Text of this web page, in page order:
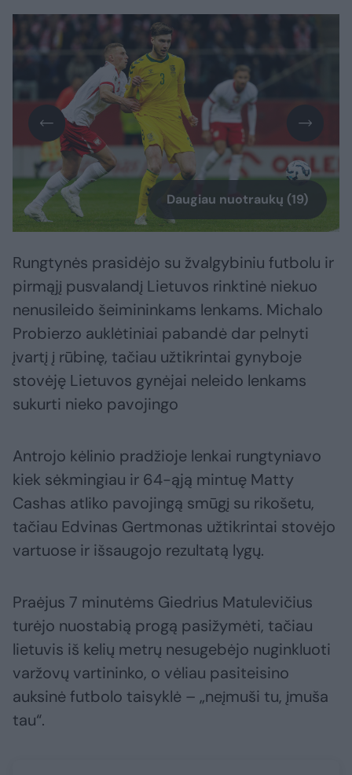
Daugiau nuotraukų (19)
Rungtynės prasidėjo su žvalgybiniu futbolu ir
pirmąjį pusvalandį Lietuvos rinktinė niekuo
nenusileido šeimininkams lenkams. Michalo
Probierzo auklėtiniai pabandė dar pelnyti
įvartį į rūbinę, tačiau užtikrintai gynyboje
stovėję Lietuvos gynėjai neleido lenkams
sukurti nieko pavojingo
Antrojo kėlinio pradžioje lenkai rungtyniavo
kiek sėkmingiau ir 64-ąją mintuę Matty
Cashas atliko pavojingą smūgį su rikošetu,
tačiau Edvinas Gertmonas užtikrintai stovėjo
vartuose ir išsaugojo rezultatą lygų.
Praėjus 7 minutėms Giedrius Matulevičius
turėjo nuostabią progą pasižymėti, tačiau
lietuvis iš kelių metrų nesugebėjo nuginkluoti
varžovų vartininko, o vėliau pasiteisino
auksinė futbolo taisyklė – „neįmuši tu, įmuša
tau“.